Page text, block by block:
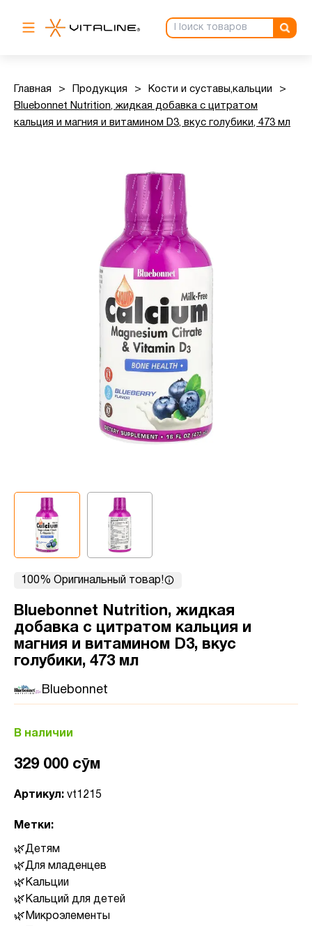
Главная > Продукция > Кости и суставы,кальции
>
Bluebonnet Nutrition, жидкая добавка с цитратом
кальция и магния и витамином D3, вкус голубики, 473 мл
100% Оригинальный товар!
Bluebonnet Nutrition, жидкая
добавка с цитратом кальция и
магния и витамином D3, вкус
голубики, 473 мл
Bluebonnet
В наличии
329 000 сӯм
Артикул: vt1215
Метки:
Детям
Для младенцев
Кальции
Кальций для детей
Микроэлементы